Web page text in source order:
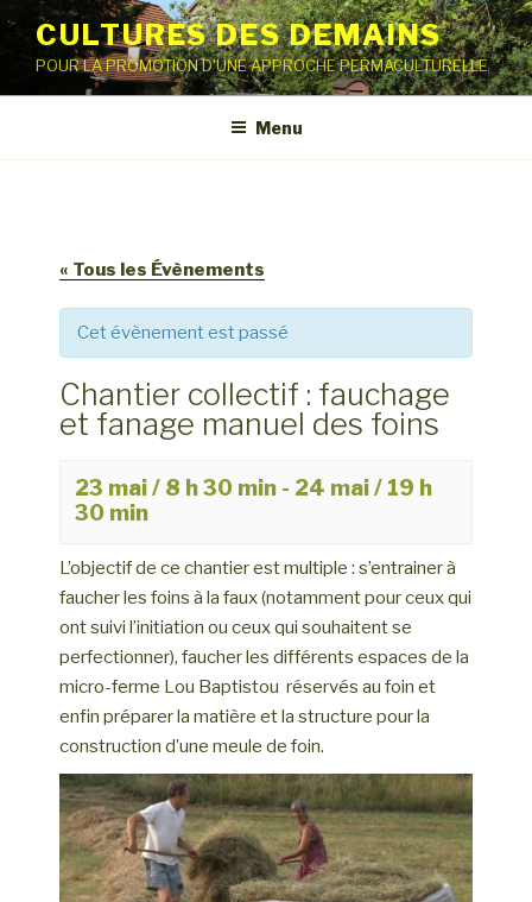
Aller
contenu
principal
CULTURES DES DEMAINS
POUR LA PROMOTION D'UNE APPROCHE PERMACULTURELLE
Menu
« Tous les Évènements
Cet évènement est passé
Chantier collectif : fauchage
et fanage manuel des foins
23 mai / 8 h 30 min - 24 mai / 19 h
30 min
L’objectif de ce chantier est multiple : s’entrainer à
faucher les foins à la faux (notamment pour ceux qui
ont suivi l’initiation ou ceux qui souhaitent se
perfectionner), faucher les différents espaces de la
micro-ferme Lou Baptistou réservés au foin et
enfin préparer la matière et la structure pour la
construction d’une meule de foin.